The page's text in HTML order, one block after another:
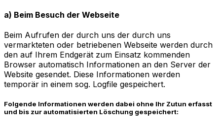
a) Beim Besuch der Webseite
Beim Aufrufen der durch uns der durch uns
vermarkteten oder betriebenen Webseite werden durch
den auf Ihrem Endgerät zum Einsatz kommenden
Browser automatisch Informationen an den Server der
Website gesendet. Diese Informationen werden
temporär in einem sog. Logfile gespeichert.
Folgende Informationen werden dabei ohne Ihr Zutun erfasst
und bis zur automatisierten Löschung gespeichert: